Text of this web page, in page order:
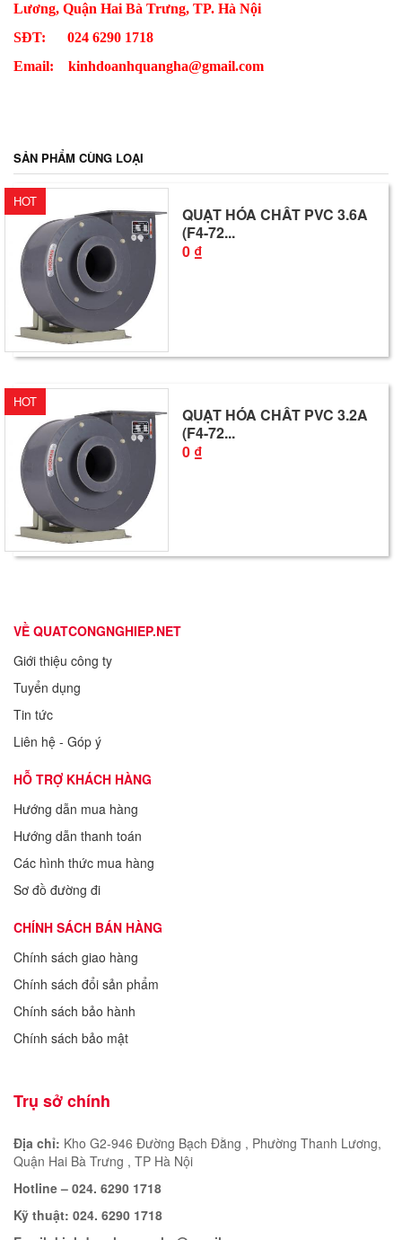
Lương, Quận Hai Bà Trưng, TP. Hà Nội
SĐT: 024 6290 1718
Email: kinhdoanhquangha@gmail.com
SẢN PHẨM CÙNG LOẠI
HOT
QUẠT HÓA CHẤT PVC 3.6A
(F4-72...
0 ₫
HOT
QUẠT HÓA CHẤT PVC 3.2A
(F4-72...
0 ₫
VỀ QUATCONGNGHIEP.NET
Giới thiệu công ty
Tuyển dụng
Tin tức
Liên hệ - Góp ý
HỖ TRỢ KHÁCH HÀNG
Hướng dẫn mua hàng
Hướng dẫn thanh toán
Các hình thức mua hàng
Sơ đồ đường đi
CHÍNH SÁCH BÁN HÀNG
Chính sách giao hàng
Chính sách đổi sản phẩm
Chính sách bảo hành
Chính sách bảo mật
Trụ sở chính
Địa chỉ: Kho G2-946 Đường Bạch Đằng , Phường Thanh Lương,
Quận Hai Bà Trưng , TP Hà Nội
Hotline – 024. 6290 1718
Kỹ thuật: 024. 6290 1718